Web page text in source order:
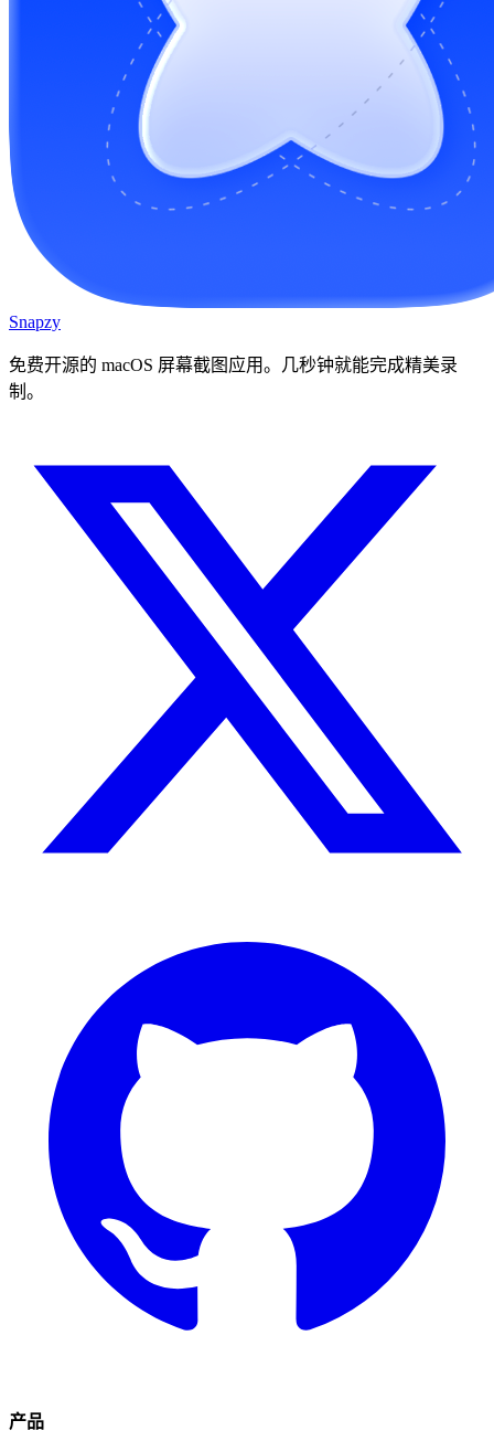
Snapzy
免费开源的 macOS 屏幕截图应用。几秒钟就能完成精美录
制。
产品